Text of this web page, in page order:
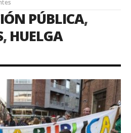
PÚBLICA,
, HUELGA